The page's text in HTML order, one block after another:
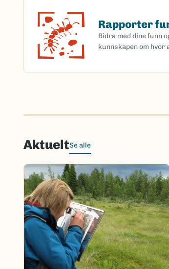
Rapporter
Bidra med dine funn
kunnskapen om hvor
Rapporter funn
AktueltSe alle